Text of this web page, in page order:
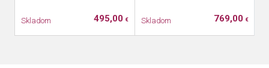
Skladom 495,00 € Skladom 769,00 €